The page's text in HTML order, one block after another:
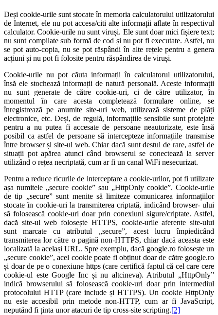
Deși cookie-urile sunt stocate în memoria calculatorului utilizatorului
de Internet, ele nu pot accesa/citi alte informații aflate în respectivul
calculator. Cookie-urile nu sunt viruși. Ele sunt doar mici fișiere text;
nu sunt compilate sub formă de cod și nu pot fi executate. Astfel, nu
se pot auto-copia, nu se pot răspândi în alte rețele pentru a genera
acțiuni și nu pot fi folosite pentru răspândirea de viruși.
Cookie-urile nu pot căuta informații în calculatorul utilizatorului,
însă ele stochează informații de natură personală. Aceste informații
nu sunt generate de către cookie-uri, ci de către utilizator, în
momentul în care acesta completează formulare online, se
înregistrează pe anumite site-uri web, utilizează sisteme de plăți
electronice, etc. Deși, de regulă, informațiile sensibile sunt protejate
pentru a nu putea fi accesate de persoane neautorizate, este însă
posibil ca astfel de persoane să intercepteze informațiile transmise
între browser și site-ul web. Chiar dacă sunt destul de rare, astfel de
situații pot apărea atunci când browserul se conectează la server
utilizând o rețea necriptată, cum ar fi un canal WiFi nesecurizat.
Pentru a reduce ricurile de interceptare a cookie-urilor, pot fi utilizate
așa numitele „secure cookie” sau „HttpOnly cookie”. Cookie-urile
de tip „secure” sunt menite să limiteze comunicarea informațiilor
stocate în cookie-uri la transmiterea criptată, indicând browser- ului
să folosească cookie-uri doar prin conexiuni sigure/criptate. Astfel,
dacă site-ul web folosește HTTPS, cookie-urile aferente site-ului
sunt marcate cu atributul „secure”, acest lucru împiedicând
transmiterea lor către o pagină non-HTTPS, chiar dacă aceasta este
localizată la același URL. Spre exemplu, dacă google.ro folosește un
„secure cookie”, acel cookie poate fi obținut doar de către google.ro
și doar de pe o conexiune https (care certifică faptul că cel care cere
cookie-ul este Google Inc și nu altcineva). Atributul „HttpOnly”
indică browserului să folosească cookie-uri doar prin intermediul
protocolului HTTP (care include și HTTPS). Un cookie HttpOnly
nu este accesibil prin metode non-HTTP, cum ar fi JavaScript,
neputând fi ținta unor atacuri de tip cross-site scripting.[2]